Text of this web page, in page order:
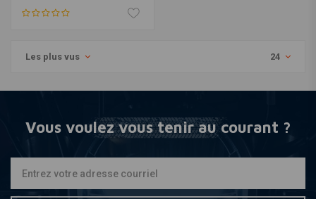
Les plus vus 24
Vous voulez vous tenir au courant ?